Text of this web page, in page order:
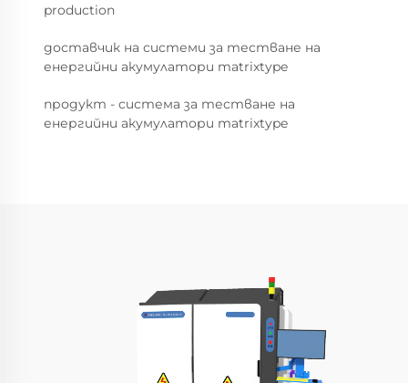
production
доставчик на системи за тестване на
енергийни акумулатори matrixtype
продукт - система за тестване на
енергийни акумулатори matrixtype